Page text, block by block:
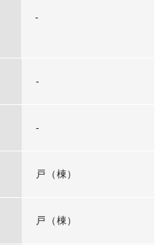
-
-
-
戸（棟）
戸（棟）